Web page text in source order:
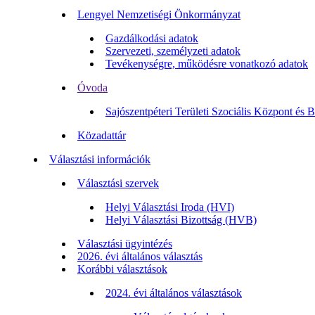
Lengyel Nemzetiségi Önkormányzat
Gazdálkodási adatok
Szervezeti, személyzeti adatok
Tevékenységre, működésre vonatkozó adatok
Óvoda
Sajószentpéteri Területi Szociális Központ és
Közadattár
Választási információk
Választási szervek
Helyi Választási Iroda (HVI)
Helyi Választási Bizottság (HVB)
Választási ügyintézés
2026. évi általános választás
Korábbi választások
2024. évi általános választások